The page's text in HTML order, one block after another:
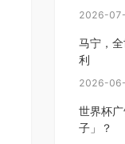
2026-
马宁，
利
2026-
世界杯
子」？